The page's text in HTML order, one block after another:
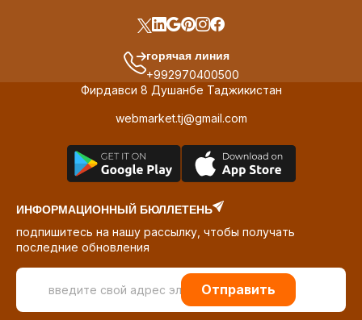
горячая линия
+992970400500
Фирдавси 8 Душанбе Таджикистан
webmarket.tj@gmail.com
ИНФОРМАЦИОННЫЙ БЮЛЛЕТЕНЬ
подпишитесь на нашу рассылку, чтобы получать
последние обновления
Отправить